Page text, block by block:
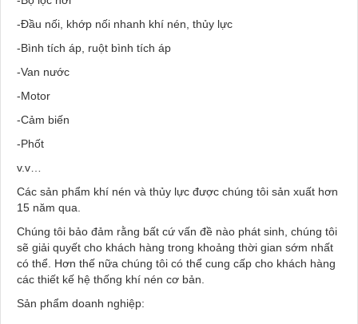
-Đầu nối, khớp nối nhanh khí nén, thủy lực
-Bình tích áp, ruột bình tích áp
-Van nước
-Motor
-Cảm biến
-Phốt
v.v…
Các sản phẩm khí nén và thủy lực được chúng tôi sản xuất hơn
15 năm qua.
Chúng tôi bảo đảm rằng bất cứ vấn đề nào phát sinh, chúng tôi
sẽ giải quyết cho khách hàng trong khoảng thời gian sớm nhất
có thể. Hơn thế nữa chúng tôi có thể cung cấp cho khách hàng
các thiết kế hệ thống khí nén cơ bản.
Sản phẩm doanh nghiệp: